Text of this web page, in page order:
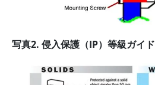
写真2. 侵入保護（IP）等級ガイド